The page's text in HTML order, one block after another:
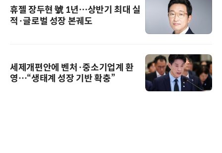
휴젤 장두현 號 1년…상반기 최대 실
적·글로벌 성장 본궤도
세제개편안에 벤처·중소기업계 환
영…“생태계 성장 기반 확충”